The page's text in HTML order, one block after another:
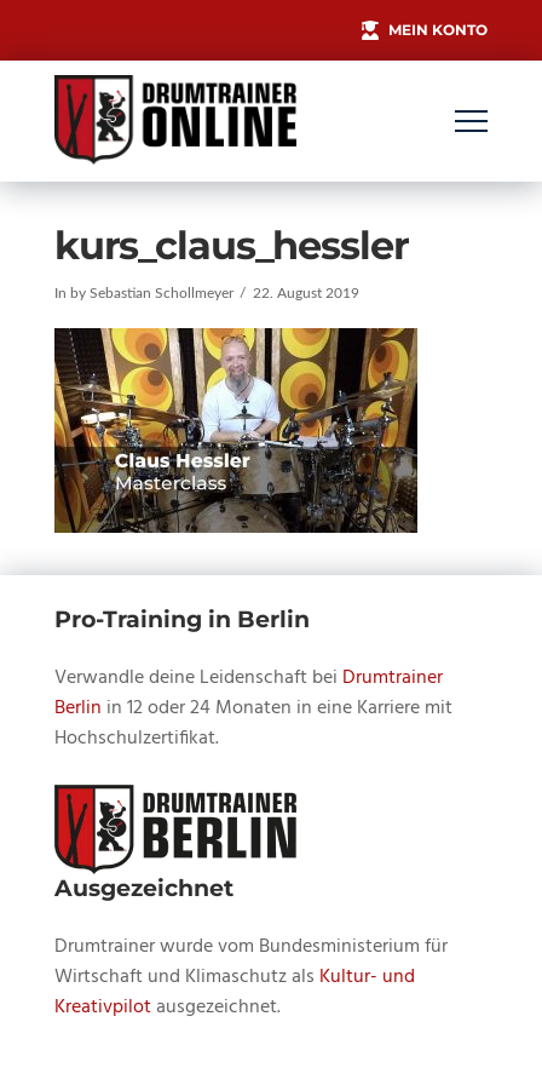
MEIN KONTO
kurs_claus_hessler
In by Sebastian Schollmeyer 22. August 2019
Pro-Training in Berlin
Verwandle deine Leidenschaft bei Drumtrainer
Berlin in 12 oder 24 Monaten in eine Karriere mit
Hochschulzertifikat.
Ausgezeichnet
Drumtrainer wurde vom Bundesministerium für
Wirtschaft und Klimaschutz als Kultur- und
Kreativpilotausgezeichnet.